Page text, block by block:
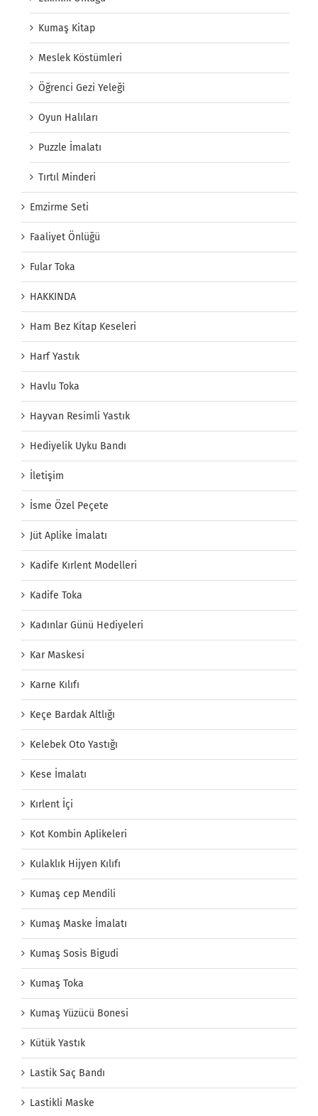
Kumaş Kitap
Meslek Köstümleri
Öğrenci Gezi Yeleği
Oyun Halıları
Puzzle İmalatı
Tırtıl Minderi
Emzirme Seti
Faaliyet Önlüğü
Fular Toka
HAKKINDA
Ham Bez Kitap Keseleri
Harf Yastık
Havlu Toka
Hayvan Resimli Yastık
Hediyelik Uyku Bandı
İletişim
İsme Özel Peçete
Jüt Aplike İmalatı
Kadife Kırlent Modelleri
Kadife Toka
Kadınlar Günü Hediyeleri
Kar Maskesi
Karne Kılıfı
Keçe Bardak Altlığı
Kelebek Oto Yastığı
Kese İmalatı
Kırlent İçi
Kot Kombin Aplikeleri
Kulaklık Hijyen Kılıfı
Kumaş cep Mendili
Kumaş Maske İmalatı
Kumaş Sosis Bigudi
Kumaş Toka
Kumaş Yüzücü Bonesi
Kütük Yastık
Lastik Saç Bandı
Lastikli Maske